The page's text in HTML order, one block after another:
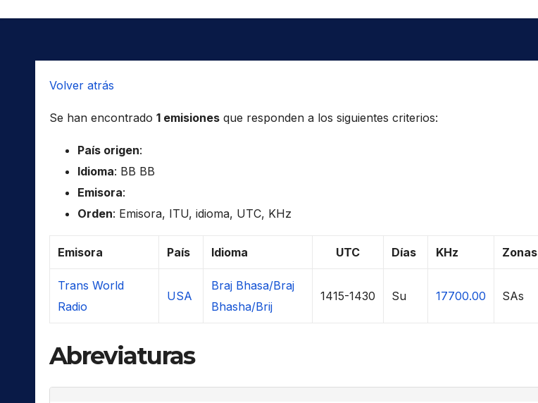
Volver atrás
Se han encontrado 1 emisiones que responden a los siguientes criterios:
País origen:
Idioma: BB BB
Emisora:
Orden: Emisora, ITU, idioma, UTC, KHz
Emisora País Idioma UTC Días KHz Zonas
Trans World
Radio
USA
Braj Bhasa/Braj
Bhasha/Brij
1415-1430 Su 17700.00 SAs
Abreviaturas